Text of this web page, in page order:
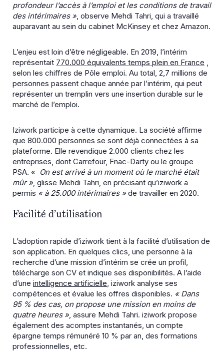
profondeur l’accès à l’emploi et les conditions de travail
des intérimaires », observe Mehdi Tahri, qui a travaillé
auparavant au sein du cabinet McKinsey et chez Amazon.
L’enjeu est loin d’être négligeable. En 2019, l’intérim
représentait 770.000 équivalents temps plein en France ,
selon les chiffres de Pôle emploi. Au total, 2,7 millions de
personnes passent chaque année par l’intérim, qui peut
représenter un tremplin vers une insertion durable sur le
marché de l’emploi.
Iziwork participe à cette dynamique. La société affirme
que 800.000 personnes se sont déjà connectées à sa
plateforme. Elle revendique 2.000 clients chez les
entreprises, dont Carrefour, Fnac-Darty ou le groupe
PSA. « On est arrivé à un moment où le marché était
mûr », glisse Mehdi Tahri, en précisant qu’iziwork a
permis « à 25.000 intérimaires » de travailler en 2020.
Facilité d’utilisation
L’adoption rapide d’iziwork tient à la facilité d’utilisation de
son application. En quelques clics, une personne à la
recherche d’une mission d’intérim se crée un profil,
télécharge son CV et indique ses disponibilités. A l’aide
d’une intelligence artificielle, iziwork analyse ses
compétences et évalue les offres disponibles. « Dans
95 % des cas, on propose une mission en moins de
quatre heures », assure Mehdi Tahri. iziwork propose
également des acomptes instantanés, un compte
épargne temps rémunéré 10 % par an, des formations
professionnelles, etc.